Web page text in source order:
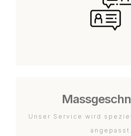
Unser Service wird
angepasst.